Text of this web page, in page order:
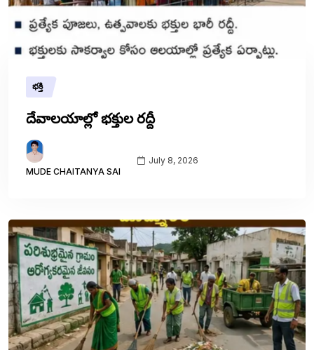
భక్తి
దేవాలయాల్లో భక్తుల రద్దీ
MUDE CHAITANYA SAI
July 8, 2026